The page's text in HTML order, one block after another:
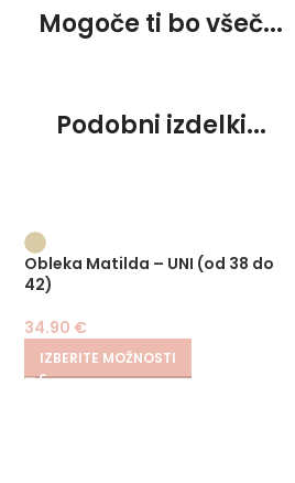
Mogoče ti bo všeč...
Podobni izdelki...
Obleka Matilda – UNI (od 38 do
42)
34.90 €
IZBERITE MOŽNOSTI